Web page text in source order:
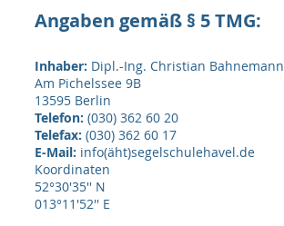
Angaben gemäß § 5 TMG:
Inhaber: Dipl.-Ing. Christian Bahnemann
Am Pichelssee 9B
13595 Berlin
Telefon: (030) 362 60 20
Telefax: (030) 362 60 17
E-Mail: info(äht)segelschulehavel.de
Koordinaten
52°30'35'' N
013°11'52'' E